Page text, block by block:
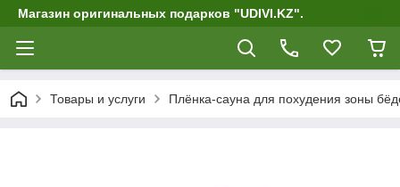
Магазин оригинальных подарков "UDIVI.KZ".
Товары и услуги Плёнка-сауна для похудения зоны